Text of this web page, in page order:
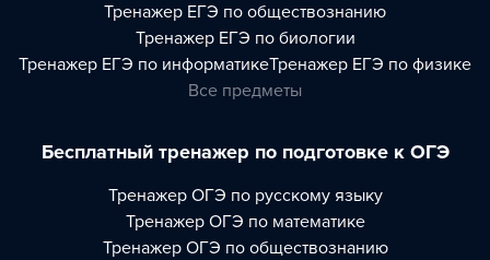
Тренажер ЕГЭ по обществознанию
Тренажер ЕГЭ по биологии
Тренажер ЕГЭ по информатикеТренажер ЕГЭ по физике
Все предметы
Бесплатный тренажер по подготовке к ОГЭ
Тренажер ОГЭ по русскому языку
Тренажер ОГЭ по математике
Тренажер ОГЭ по обществознанию